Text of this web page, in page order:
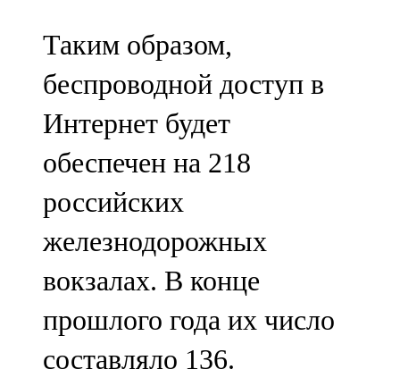
Таким образом,
беспроводной доступ в
Интернет будет
обеспечен на 218
российских
железнодорожных
вокзалах. В конце
прошлого года их число
составляло 136.